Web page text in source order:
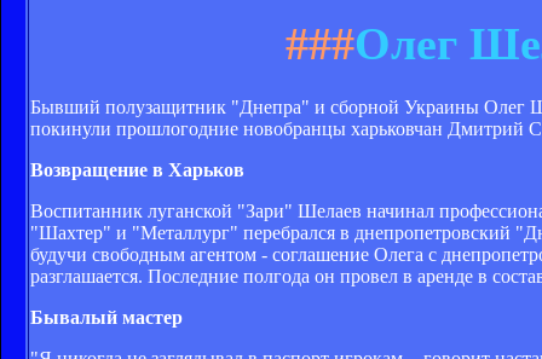
###Олег
Бывший полузащитник "Днепра" и сборной Украины Олег
покинули прошлогодние новобранцы харьковчан Дмитрий
Возвращение в Харьков
Воспитанник луганской "Зари" Шелаев начинал
"Шахтер" и "Металлург" перебрался в днепропетровский
будучи свободным агентом - соглашение Олега с
разглашается. Последние полгода он провел в аренде в
Бывалый мастер